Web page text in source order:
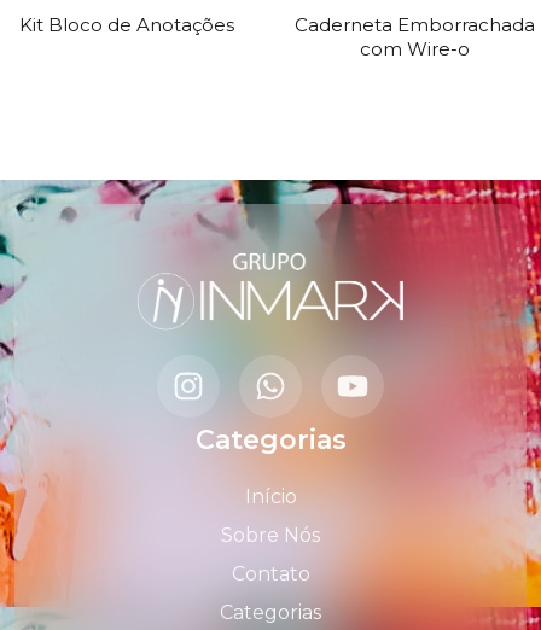
Kit Bloco de Anotações
Caderneta Emborrachada
com Wire-o
Categorias
Início
Sobre Nós
Contato
Categorias